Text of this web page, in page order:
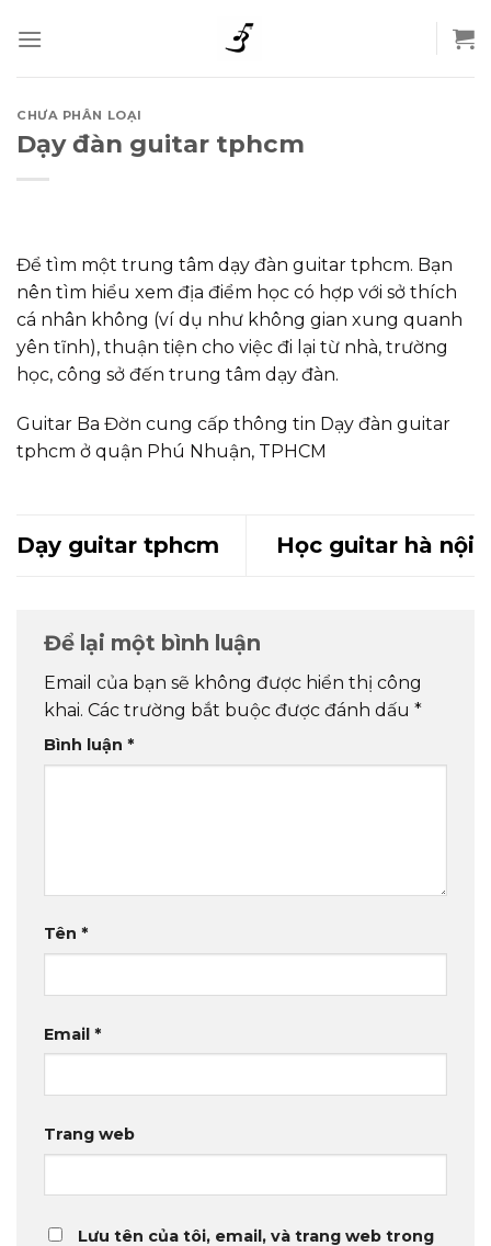
to
content
CHƯA PHÂN LOẠI
Dạy đàn guitar tphcm
Để tìm một trung tâm dạy đàn guitar tphcm. Bạn
nên tìm hiểu xem địa điểm học có hợp với sở thích
cá nhân không (ví dụ như không gian xung quanh
yên tĩnh), thuận tiện cho việc đi lại từ nhà, trường
học, công sở đến trung tâm dạy đàn.
Guitar Ba Đờn cung cấp thông tin Dạy đàn guitar
tphcm ở quận Phú Nhuận, TPHCM
Dạy guitar tphcm Học guitar hà nội
Để lại một bình luận
Email của bạn sẽ không được hiển thị công
khai. Các trường bắt buộc được đánh dấu *
Bình luận *
Tên *
Email *
Trang web
Lưu tên của tôi, email, và trang web trong